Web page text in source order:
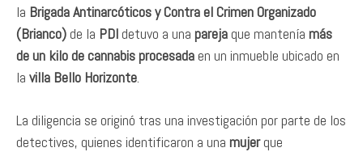
la Brigada Antinarcóticos y Contra el Crimen Organizado
(Brianco)de la PDIdetuvo a una parejaque mantenía más
de un kilo de cannabis procesadaen un inmueble ubicado en
la villa Bello Horizonte
La diligencia se originó tras una investigación por parte de los
detectives, quienes identificaron a una mujerque